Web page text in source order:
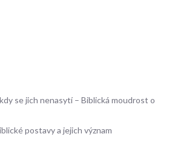
se jich nenasytí – Biblická moudrost o
postavy a jejich význam